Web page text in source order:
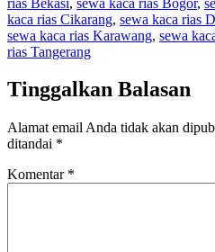
kaca rias Cikarang, sewa kaca rias
sewa kaca rias Karawang, sewa
rias Tangerang
Tinggalkan Balasan
Alamat email Anda tidak akan
ditandai *
Komentar *